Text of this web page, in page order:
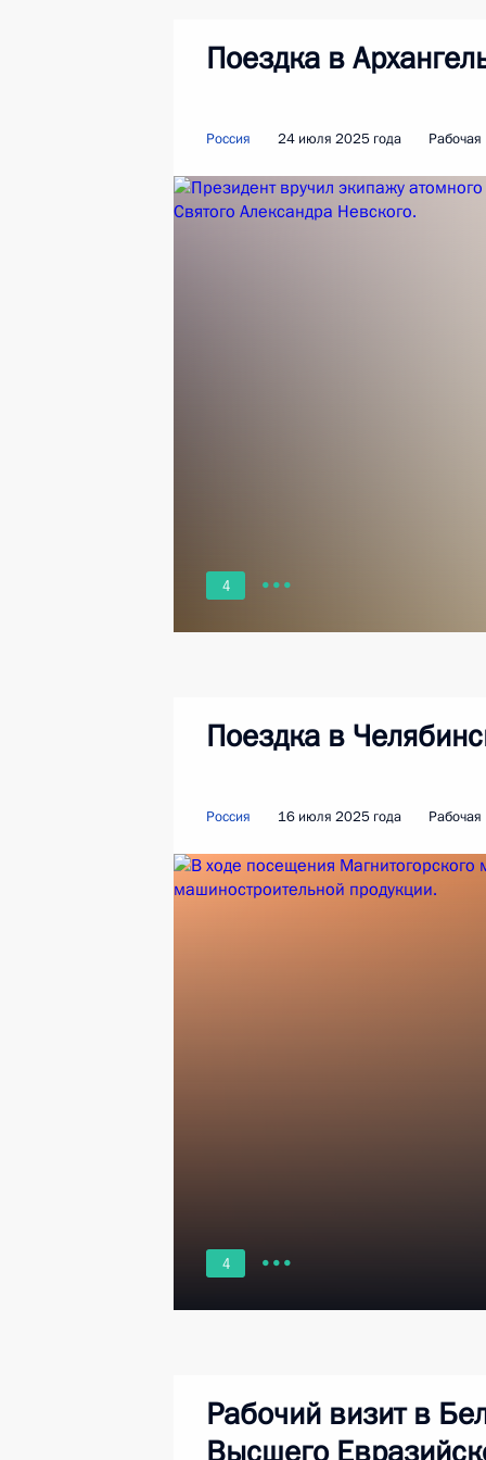
Поездка в
Россия 24 июля 2025 года
4
Поездка в
Россия 16 июля 2025 года
4
Рабочий визит в